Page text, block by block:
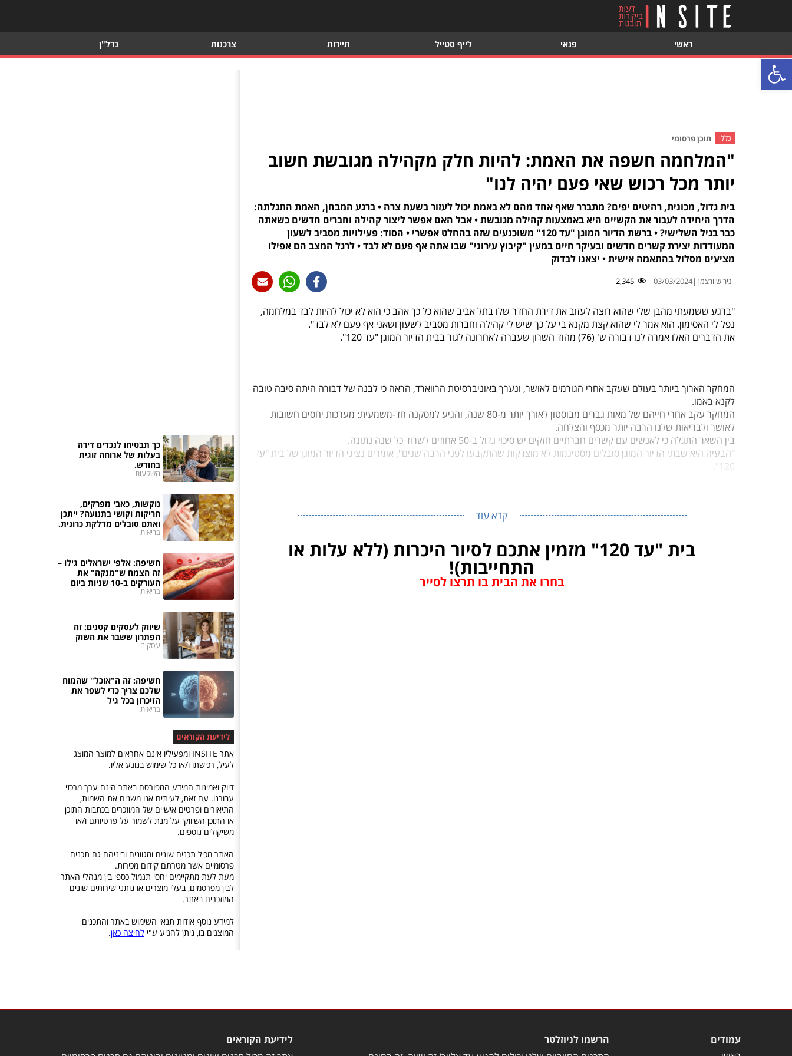
פתח סרגל נגישות
ראשי פנאי לייף סטייל תיירות צרכנות נדל"ן
כללי תוכן פרסומי
"המלחמה חשפה את האמת: להיות חלק מקהילה מגובשת חשוב
יותר מכל רכוש שאי פעם יהיה לנו"
בית גדול, מכונית, רהיטים יפים? מתברר שאף אחד מהם לא באמת יכול לעזור בשעת צרה • ברגע המבחן, האמת התגלתה:
הדרך היחידה לעבור את הקשיים היא באמצעות קהילה מגובשת • אבל האם אפשר ליצור קהילה וחברים חדשים כשאתה
כבר בגיל השלישי? • ברשת הדיור המוגן "עד 120" משוכנעים שזה בהחלט אפשרי • הסוד: פעילויות מסביב לשעון
המעודדות יצירת קשרים חדשים ובעיקר חיים במעין "קיבוץ עירוני" שבו אתה אף פעם לא לבד • לרגל המצב הם אפילו
מציעים מסלול בהתאמה אישית • יצאנו לבדוק
ניר שוורצמן |03/03/2024
2,345
"ברגע ששמעתי מהבן שלי שהוא רוצה לעזוב את דירת החדר שלו בתל אביב שהוא כל כך אהב כי הוא לא יכול להיות לבד במלחמה,
נפל לי האסימון. הוא אמר לי שהוא קצת מקנא בי על כך שיש לי קהילה וחברות מסביב לשעון ושאני אף פעם לא לבד".
את הדברים האלו אמרה לנו דבורה ש' (76) מהוד השרון שעברה לאחרונה לגור בבית הדיור המוגן "עד 120".
המחקר הארוך ביותר בעולם שעקב אחרי הגורמים לאושר, ונערך באוניברסיטת הרווארד, הראה כי לבנה של דבורה היתה סיבה טובה
לקנא באמו.
המחקר עקב אחרי חייהם של מאות גברים מבוסטון לאורך יותר מ-80 שנה, והגיע למסקנה חד-משמעית: מערכות יחסים חשובות
לאושר ולבריאות שלנו הרבה יותר מכסף והצלחה.
בין השאר התגלה כי לאנשים עם קשרים חברתיים חזקים יש סיכוי גדול ב-50 אחוזים לשרוד כל שנה נתונה.
"הבעיה היא שבתי הדיור המוגן סובלים מסטיגמות לא מוצדקות שהתקבעו לפני הרבה שנים", אומרים נציגי הדיור המוגן של בית "עד
120".
קרא עוד
בית "עד 120" מזמין אתכם לסיור היכרות (ללא עלות או
התחייבות)!
בחרו את הבית בו תרצו לסייר
כך תבטיחו לנכדים דירה
בעלות של ארוחה זוגית
בחודש.
השקעות
נוקשות, כאבי מפרקים,
חריקות וקושי בתנועה? ייתכן
ואתם סובלים מדלקת כרונית.
בריאות
חשיפה: אלפי ישראלים גילו –
זה הצמח ש"מנקה" את
העורקים ב-10 שניות ביום
בריאות
שיווק לעסקים קטנים: זה
הפתרון ששבר את השוק
עסקים
חשיפה: זה ה"אוכל" שהמוח
שלכם צריך כדי לשפר את
הזיכרון בכל גיל
בריאות
לידיעת הקוראים
אתר INSITE ומפעיליו אינם אחראים למוצר המוצג
לעיל, רכישתו ו/או כל שימוש בנוגע אליו.
דיוק ואמינות המידע המפורסם באתר הינם ערך מרכזי
עבורנו. עם זאת, לעיתים אנו משנים את השמות,
התיאורים ופרטים אישיים של המוזכרים בכתבות התוכן
או התוכן השיווקי על מנת לשמור על פרטיותם ו/או
משיקולים נוספים.
האתר מכיל תכנים שונים ומגוונים וביניהם גם תכנים
פרסומיים אשר מטרתם קידום מכירות.
מעת לעת מתקיימים יחסי תגמול כספי בין מנהלי האתר
לבין מפרסמים, בעלי מוצרים או נותני שירותים שונים
המוזכרים באתר.
למידע נוסף אודות תנאי השימוש באתר והתכנים
המוצגים בו, ניתן להגיע ע"י לחיצה כאן.
עמודים
הרשמו לניוזלטר
לידיעת הקוראים